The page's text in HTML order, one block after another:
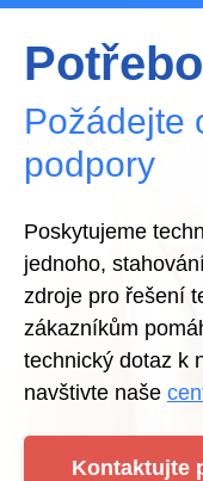
Požádejte
podpory
Poskytujeme
jednoho,
zdroje pro řešení
zákazníkům
technický dotaz k
navštivte naše
Kontaktujte